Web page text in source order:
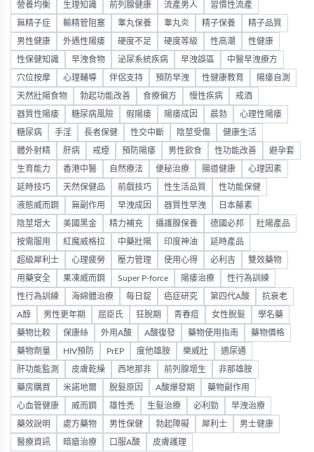
營養均衡 生理知識 前列腺健康 流產男人 習慣性流產
無精子症 輸精管阻塞 睾丸保養 睾丸炎 精子保養 精子品質
男性健康 外遇性陽痿 硬度不足 硬度等級 性高潮 性健康
性保健知識 早洩食物 泌尿系統疾病 早洩誤區 中醫早洩療方
穴位按摩 心理輔導 伴侶支持 預防早洩 性健康教育 陽痿自測
天然壯陽食物 勃起功能改善 食療偏方 慢性疾病 戒酒
器質性陽痿 糖尿病風險 假陽痿 陽痿成因 晨勃 心理性陽痿
糖尿病 手淫 長者保健 性交中斷 陰莖受傷 健康生活
體外射精 肝病 戒煙 預防陽痿 男性飲食 性功能改善 避孕套
生育能力 香港中醫 自然療法 便秘治療 腸道健康 心理因素
延時技巧 天然保健品 前戲技巧 性生活品質 性功能保健
液態威而鋼 無副作用 早洩成因 器質性早洩 日本藤素
陰莖增大 美國黑金 精力補充 攝護腺保養 德國必邦 壯陽產品
按需服用 紅魔威格拉 中藥壯陽 印度神油 延時產品
超級犀利士 心理疲勞 壓力管理 使用心得 必利吉 雙效藥物
用藥安全 果凍威而鋼 Super P-force 陽痿治療 性行為訓練
性行為訓練 海綿體治療 每日錠 癌症研究 第四代A酸 抗衰老
A醇 男性更年期 屈臣氏 狂脫期 青春痘 女性脫髮 學名藥
藥物比較 保康絲 外用A酸 A酸復發 藥物使用指南 藥物價格
藥物劑量 HIV預防 PrEP 度他雄胺 樂威壯 適尿通
肝功能監測 皮膚乾燥 西地那非 前列腺增生 非那雄胺
藥房購買 米諾地爾 脫髮原因 A酸爆發期 藥物副作用
心血管健康 威而鋼 雄性禿 生髮治療 必利勁 早洩治療
藥效說明 處方藥物 男性保健 勃起障礙 犀利士 男士健康
醫療資訊 暗瘡治療 口服A酸 皮膚護理